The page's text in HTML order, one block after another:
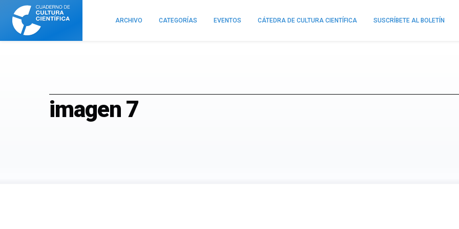
Cuaderno
Cultura
Científica
ARCHIVO CATEGORÍAS EVENTOS CÁTEDRA DE CULTURA CIENTÍFICA SUSCRÍBETE AL BOLETÍN
imagen 7